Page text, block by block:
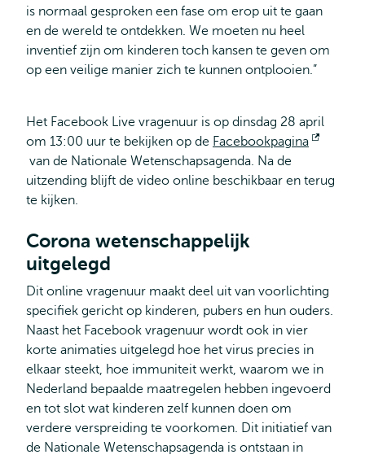
is normaal gesproken een fase om erop uit te gaan
en de wereld te ontdekken. We moeten nu heel
inventief zijn om kinderen toch kansen te geven om
op een veilige manier zich te kunnen ontplooien.”
Het Facebook Live vragenuur is op dinsdag 28 april
om 13:00 uur te bekijken op de Facebookpagina
Opent
extern
van de Nationale Wetenschapsagenda. Na de
uitzending blijft de video online beschikbaar en terug
te kijken.
Corona wetenschappelijk
uitgelegd
Dit online vragenuur maakt deel uit van voorlichting
specifiek gericht op kinderen, pubers en hun ouders.
Naast het Facebook vragenuur wordt ook in vier
korte animaties uitgelegd hoe het virus precies in
elkaar steekt, hoe immuniteit werkt, waarom we in
Nederland bepaalde maatregelen hebben ingevoerd
en tot slot wat kinderen zelf kunnen doen om
verdere verspreiding te voorkomen. Dit initiatief van
de Nationale Wetenschapsagenda is ontstaan in